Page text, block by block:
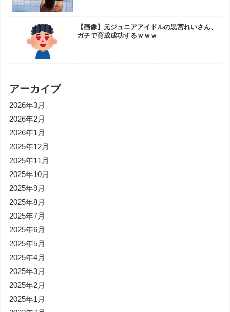
【画像】元ジュニアアイドルの黒宮れいさん、
ガチで育成成功するｗｗｗ
アーカイブ
2026年3月
2026年2月
2026年1月
2025年12月
2025年11月
2025年10月
2025年9月
2025年8月
2025年7月
2025年6月
2025年5月
2025年4月
2025年3月
2025年2月
2025年1月